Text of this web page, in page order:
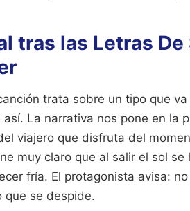
tras las Letras
trata sobre un tipo que
La narrativa nos pone en la
viajero que disfruta del
muy claro que al salir el sol
fría. El protagonista avisa:
que se despide.